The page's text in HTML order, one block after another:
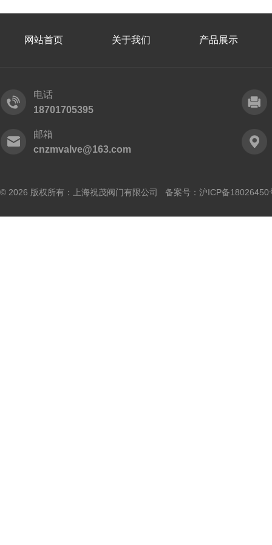
网站首页 关于我们 产品展示
电话
18701705395
邮箱
cnzmvalve@163.com
© 2026 版权所有：上海祝茂阀门有限公司 备案号： 沪ICP备18026450